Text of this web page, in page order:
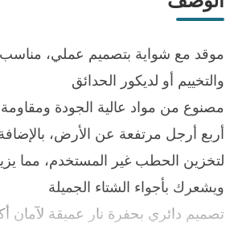
موقد مع شواية بتصميم عملي، مناسب
والتخييم أو لديكور الحدائق
مصنوع من مواد عالية الجودة ومقاومة
أربع أرجل مرتفعة عن الأرض،
لتخزين الحطب غير المستخدم، مما
ويشعرك بأجواء الشتاء الجميلة
تصميم دائري بحفرة نار عميقة لآمان